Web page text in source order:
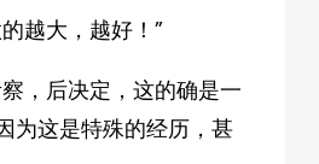
越大，越好！”
，后决定，这的确是一
为这是特殊的经历，甚